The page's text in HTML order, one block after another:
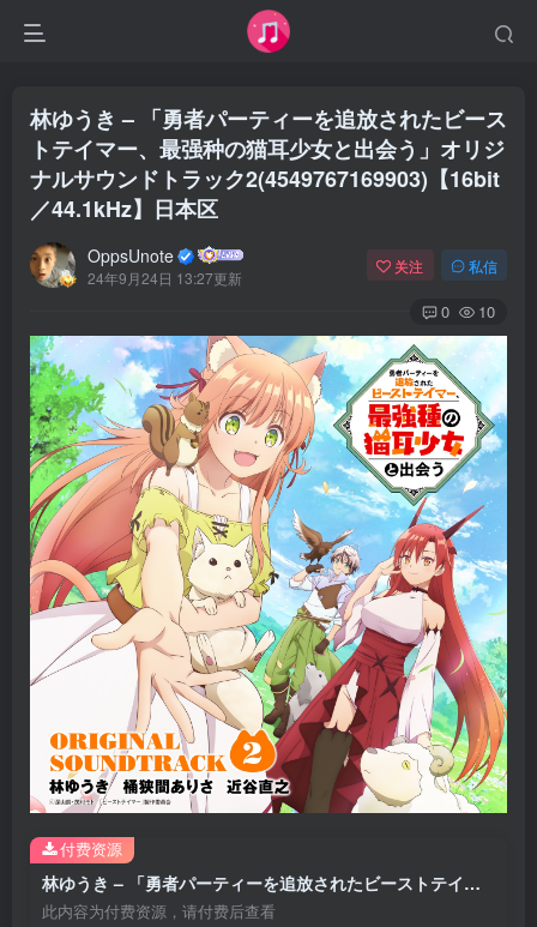
林ゆうき – 「勇者パーティーを追放されたビース
トテイマー、最强种の猫耳少女と出会う」オリジ
ナルサウンドトラック2(4549767169903)【16bit
／44.1kHz】日本区
OppsUnote
24年9月24日 13:27更新
关注 私信
0 10
林ゆうき – 「勇者パーティーを追放されたビーストテイマー、最强种の猫耳少女と出会う」オリジナルサウンドトラック2(4549767169903)【16bit／44.1kHz】日本区
此内容为付费资源，请付费后查看
付费资源